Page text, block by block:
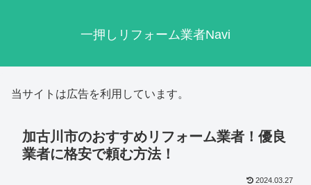
一押しリフォーム業者Navi
当サイトは広告を利用しています。
加古川市のおすすめリフォーム業者！優良
業者に格安で頼む方法！
2024.03.27